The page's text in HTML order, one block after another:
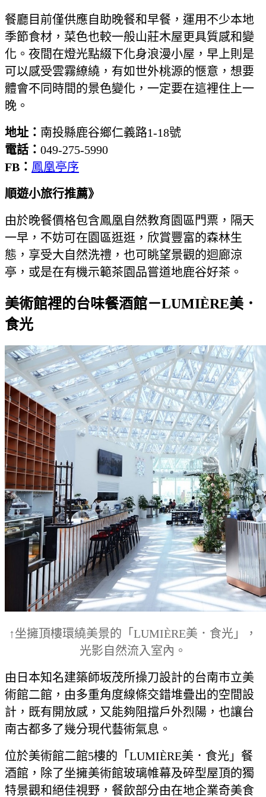
餐廳目前僅供應自助晚餐和早餐，運用不少本地
季節食材，菜色也較一般山莊木屋更具質感和變
化。夜間在燈光點綴下化身浪漫小屋，早上則是
可以感受雲霧繚繞，有如世外桃源的愜意，想要
體會不同時間的景色變化，一定要在這裡住上一
晚。
地址： 南投縣鹿谷鄉仁義路1-18號
電話： 049-275-5990
FB： 鳳凰亭序
順遊小旅行推薦》
由於晚餐價格包含鳳凰自然教育園區門票，隔天
一早，不妨可在園區逛逛，欣賞豐富的森林生
態，享受大自然洗禮，也可眺望景觀的迴廊涼
亭，或是在有機示範茶園品嘗道地鹿谷好茶。
美術館裡的台味餐酒館－LUMIÈRE美．
食光
↑坐擁頂樓環繞美景的「LUMIÈRE美．食光」，
光影自然流入室內。
由日本知名建築師坂茂所操刀設計的台南市立美
術館二館，由多重角度線條交錯堆疊出的空間設
計，既有開放感，又能夠阻擋戶外烈陽，也讓台
南古都多了幾分現代藝術氣息。
位於美術館二館5樓的「LUMIÈRE美．食光」餐
酒館，除了坐擁美術館玻璃帷幕及碎型屋頂的獨
特景觀和絕佳視野，餐飲部分由在地企業奇美食